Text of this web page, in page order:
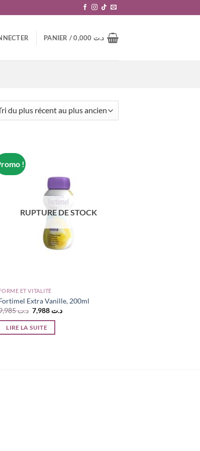
PANIER / د.ت
!
RUPTURE DE STOCK
ET VITALITÉ
Extra Vanille, 200ml
د.ت9,985
Le
prix
initial
était :
د.ت 7,988
Le
LIRE LA SUITE